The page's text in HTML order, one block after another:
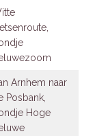
Arnhem naar
Posbank,
Hoge